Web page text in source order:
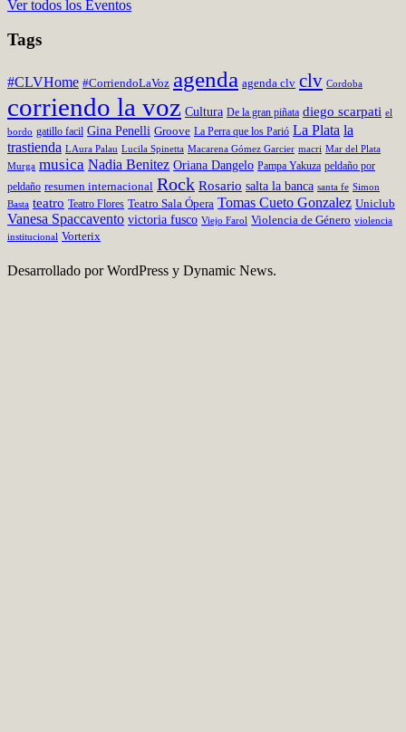
Ver todos los Eventos
Tags
#CLVHome #CorriendoLaVoz agenda agenda clv clv Cordoba
corriendo la voz Cultura De la gran piñata diego scarpati el
bordo gatillo facil Gina Penelli Groove La Perra que los Parió La Plata la
trastienda LAura Palau Lucila Spinetta Macarena Gómez Garcier macri Mar del Plata
Murga musica Nadia Benitez Oriana Dangelo Pampa Yakuza peldaño por
peldaño resumen internacional Rock Rosario salta la banca santa fe Simon
Basta teatro Teatro Flores Teatro Sala Ópera Tomas Cueto Gonzalez Uniclub
Vanesa Spaccavento victoria fusco Viejo Farol Violencia de Género violencia
institucional Vorterix
Desarrollado por WordPress y Dynamic News.